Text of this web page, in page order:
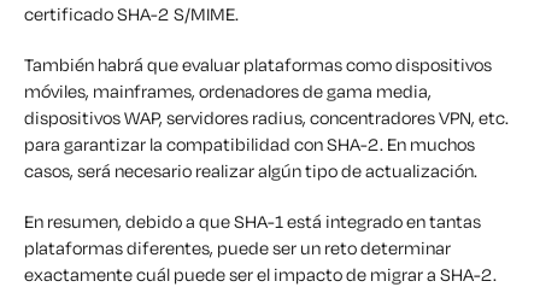
certificado SHA-2 S/MIME.
También habrá que evaluar plataformas como dispositivos
móviles, mainframes, ordenadores de gama media,
dispositivos WAP, servidores radius, concentradores VPN, etc.
para garantizar la compatibilidad con SHA-2. En muchos
casos, será necesario realizar algún tipo de actualización.
En resumen, debido a que SHA-1 está integrado en tantas
plataformas diferentes, puede ser un reto determinar
exactamente cuál puede ser el impacto de migrar a SHA-2.